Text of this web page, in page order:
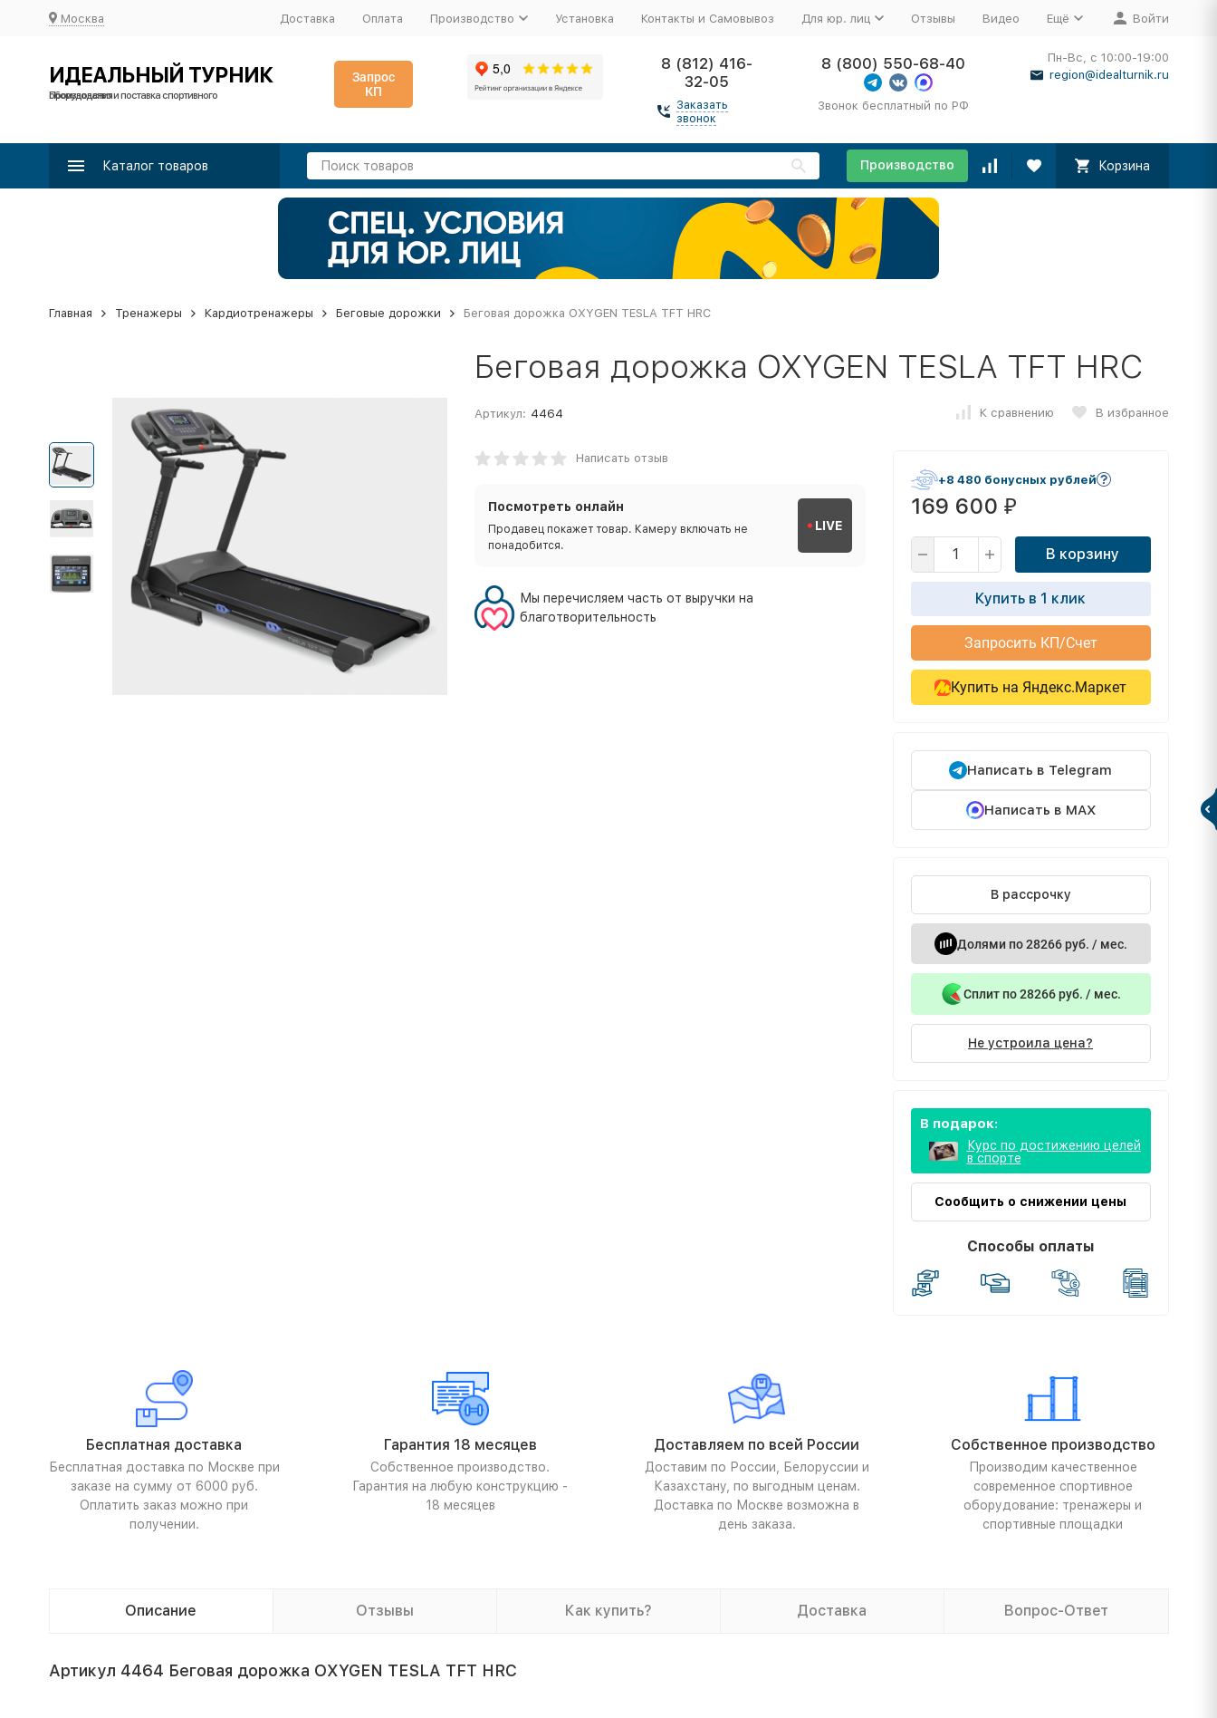
Москва Доставка Оплата Производство Установка Контакты и Самовывоз Для юр. лиц Отзывы Видео Ещё Войти
ИДЕАЛЬНЫЙ ТУРНИК
Производство и поставка спортивного оборудования
Запрос
КП
8 (812) 416-
32-05
Заказать
звонок
8 (800) 550-68-40
Звонок бесплатный по РФ
Пн-Вс, с 10:00-19:00
region@idealturnik.ru
Каталог товаров Производство Корзина
Главная Тренажеры Кардиотренажеры Беговые дорожки Беговая дорожка OXYGEN TESLA TFT HRC
Беговая дорожка OXYGEN TESLA TFT HRC
Артикул: 4464 К сравнению В избранное
Написать отзыв
Посмотреть онлайн
Продавец покажет товар. Камеру включать не
понадобится.
LIVE
Мы перечисляем часть от выручки на
благотворительность
+8 480 бонусных рублей
169 600 ₽
В корзину
Купить в 1 клик
Запросить КП/Счет
Купить на Яндекс.Маркет
Написать в Telegram
Написать в MAX
В рассрочку
Долями по 28266 руб. / мес.
Сплит по 28266 руб. / мес.
Не устроила цена?
В подарок:
Курс по достижению целей
в спорте
Сообщить о снижении цены
Способы оплаты
Бесплатная доставка
Бесплатная доставка по Москве при
заказе на сумму от 6000 руб.
Оплатить заказ можно при
получении.
Гарантия 18 месяцев
Собственное производство.
Гарантия на любую конструкцию -
18 месяцев
Доставляем по всей России
Доставим по России, Белоруссии и
Казахстану, по выгодным ценам.
Доставка по Москве возможна в
день заказа.
Собственное производство
Производим качественное
современное спортивное
оборудование: тренажеры и
спортивные площадки
Описание Отзывы Как купить? Доставка Вопрос-Ответ
Артикул 4464 Беговая дорожка OXYGEN TESLA TFT HRC